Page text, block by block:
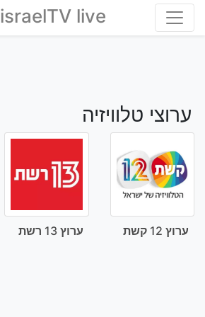
Skip
israelTV live
ערוצי טלוויזיה
ערוץ 12 קשת ערוץ 13 רשת